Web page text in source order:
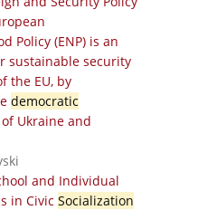
Policy (ENP) is an
sustainable security
the EU, by
democratic
Ukraine and
and Individual
in Civic Socialization